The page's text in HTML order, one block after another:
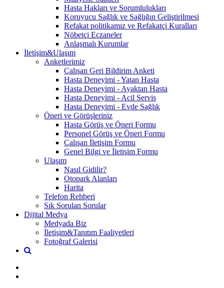
Hasta Hakları ve Sorumlulukları
Koruyucu Sağlık ve Sağlığın Geliştirilmesi
Refakat politikamız ve Refakatçi Kuralları
Nöbetçi Eczaneler
Anlaşmalı Kurumlar
İletişim&Ulaşım
Anketlerimiz
Çalışan Geri Bildirim Anketi
Hasta Deneyimi - Yatan Hasta
Hasta Deneyimi - Ayaktan Hasta
Hasta Deneyimi - Acil Servis
Hasta Deneyimi - Evde Sağlık
Öneri ve Görüşleriniz
Hasta Görüş ve Öneri Formu
Personel Görüş ve Öneri Formu
Çalışan İletişim Formu
Genel Bilgi ve İletişim Formu
Ulaşım
Nasıl Gidilir?
Otopark Alanları
Harita
Telefon Rehberi
Sık Sorulan Sorular
Dijital Medya
Medyada Biz
İletişim&Tanıtım Faaliyetleri
Fotoğraf Galerisi